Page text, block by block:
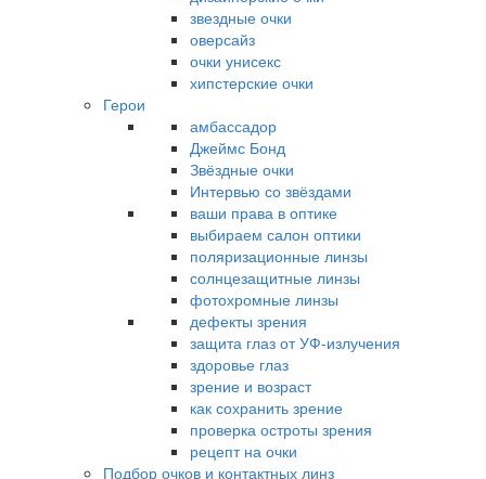
звездные очки
оверсайз
очки унисекс
хипстерские очки
Герои
амбассадор
Джеймс Бонд
Звёздные очки
Интервью со звёздами
ваши права в оптике
выбираем салон оптики
поляризационные линзы
солнцезащитные линзы
фотохромные линзы
дефекты зрения
защита глаз от УФ-излучения
здоровье глаз
зрение и возраст
как сохранить зрение
проверка остроты зрения
рецепт на очки
Подбор очков и контактных линз